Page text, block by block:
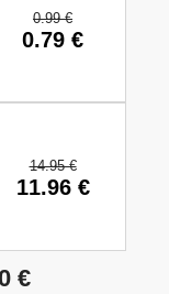
0.99 €
0.79 €
14.95 €
11.96 €
€